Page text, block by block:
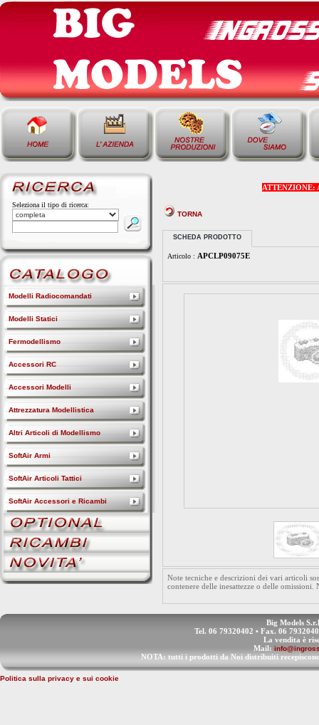
Seleziona il tipo di ricerca:
Modelli Radiocomandati
Modelli Statici
Fermodellismo
Accessori RC
Accessori Modelli
Attrezzatura Modellistica
Altri Articoli di Modellismo
SoftAir Armi
SoftAir Articoli Tattici
SoftAir Accessori e Ricambi
ATTENZIONE:
TORNA
SCHEDA PRODOTTO
Articolo : APCLP09075E
Note tecniche e descrizioni dei vari articoli
contenere delle inesattezze o delle
Big Models
Tel. 06 79320402 • Fax. 06
La vendita è
Mail:
NOTA: tutti i prodotti da Noi distribuiti
Politica sulla privacy e sui cookie